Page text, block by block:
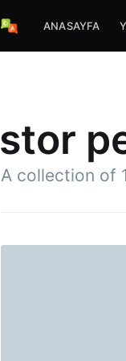
ANASAYFA
stor
A collection of